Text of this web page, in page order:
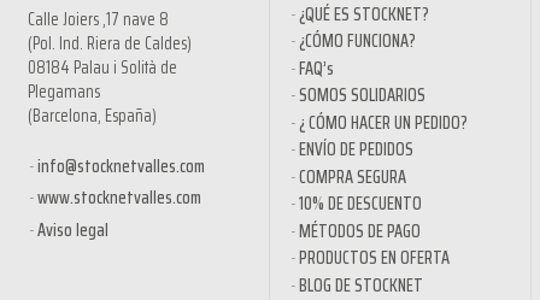
Calle Joiers ,17 nave 8
(Pol. Ind. Riera de Caldes)
08184 Palau i Solità de
Plegamans
(Barcelona, España)
info@stocknetvalles.com
www.stocknetvalles.com
Aviso legal
¿QUÉ ES STOCKNET?
¿CÓMO FUNCIONA?
FAQ’s
SOMOS SOLIDARIOS
¿ CÓMO HACER UN PEDIDO?
ENVÍO DE PEDIDOS
COMPRA SEGURA
10% DE DESCUENTO
MÉTODOS DE PAGO
PRODUCTOS EN OFERTA
BLOG DE STOCKNET